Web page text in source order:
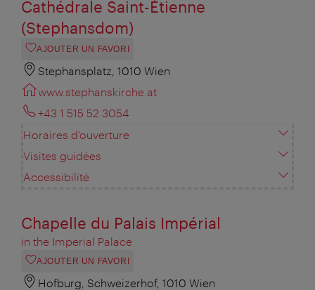
Cathédrale Saint-Étienne
(Stephansdom)
AJOUTER UN FAVORI
Stephansplatz, 1010 Wien
www.stephanskirche.at
+43 1 515 52 3054
Horaires d'ouverture
Visites guidées
Accessibilité
Chapelle du Palais Impérial
in the Imperial Palace
AJOUTER UN FAVORI
Hofburg, Schweizerhof, 1010 Wien